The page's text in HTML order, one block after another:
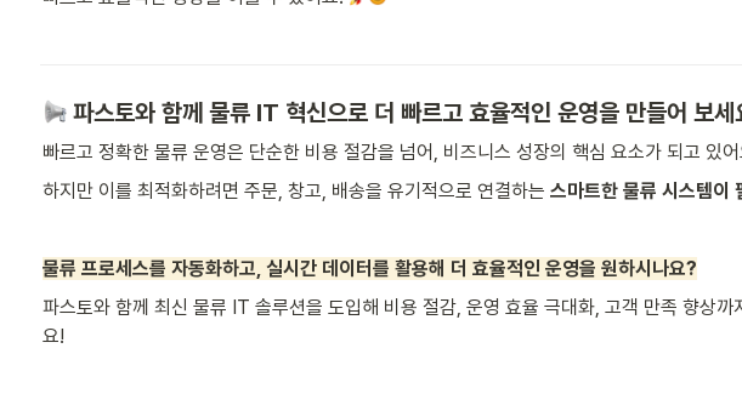
파스토와 함께 물류 IT 혁신으로 더 빠르고 효율적인 운영을 만들어 보세
빠르고 정확한 물류 운영은 단순한 비용 절감을 넘어, 비즈니스 성장의 핵심 요소가 되고 있
하지만 이를 최적화하려면 주문, 창고, 배송을 유기적으로 연결하는 스마트한 물류 시스템이
물류 프로세스를 자동화하고, 실시간 데이터를 활용해 더 효율적인 운영을 원하시나요?
파스토와 함께 최신 물류 IT 솔루션을 도입해 비용 절감, 운영 효율 극대화, 고객 만족 향상까
요!